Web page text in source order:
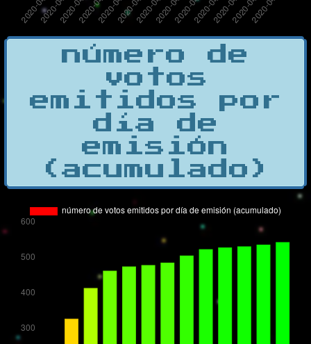
número de
votos
emitidos por
día de
emisión
(acumulado)